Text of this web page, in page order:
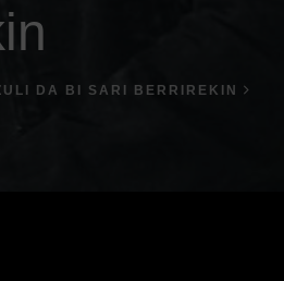
DA BI SARI BERRIREKIN